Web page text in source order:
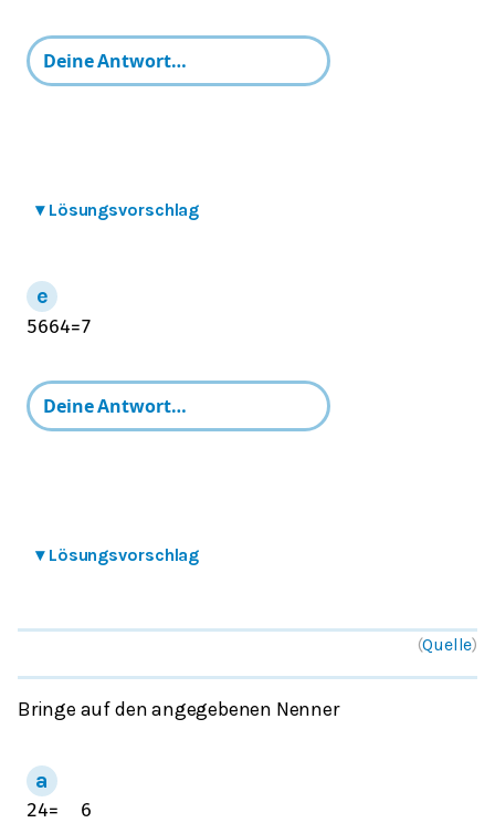
▾ Lösungsvorschlag
5664=7
▾ Lösungsvorschlag
(Quelle)
Bringe auf den angegebenen Nenner
24= 6